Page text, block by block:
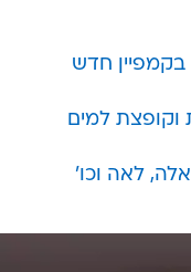
חדש
וקופצת למים
לאה וכו'